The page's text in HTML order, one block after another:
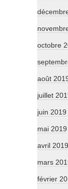
octobre
août
juillet
juin 2019
mai 2019
avril 2019
mars
février